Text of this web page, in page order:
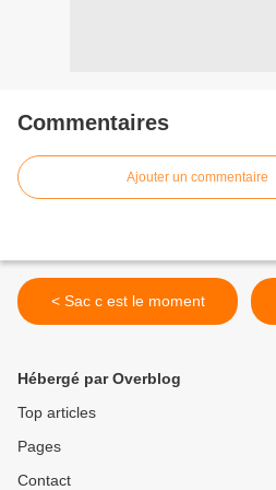
Commentaires
Ajouter un commentaire
< Sac c est le moment
Hébergé par Overblog
Top articles
Pages
Contact